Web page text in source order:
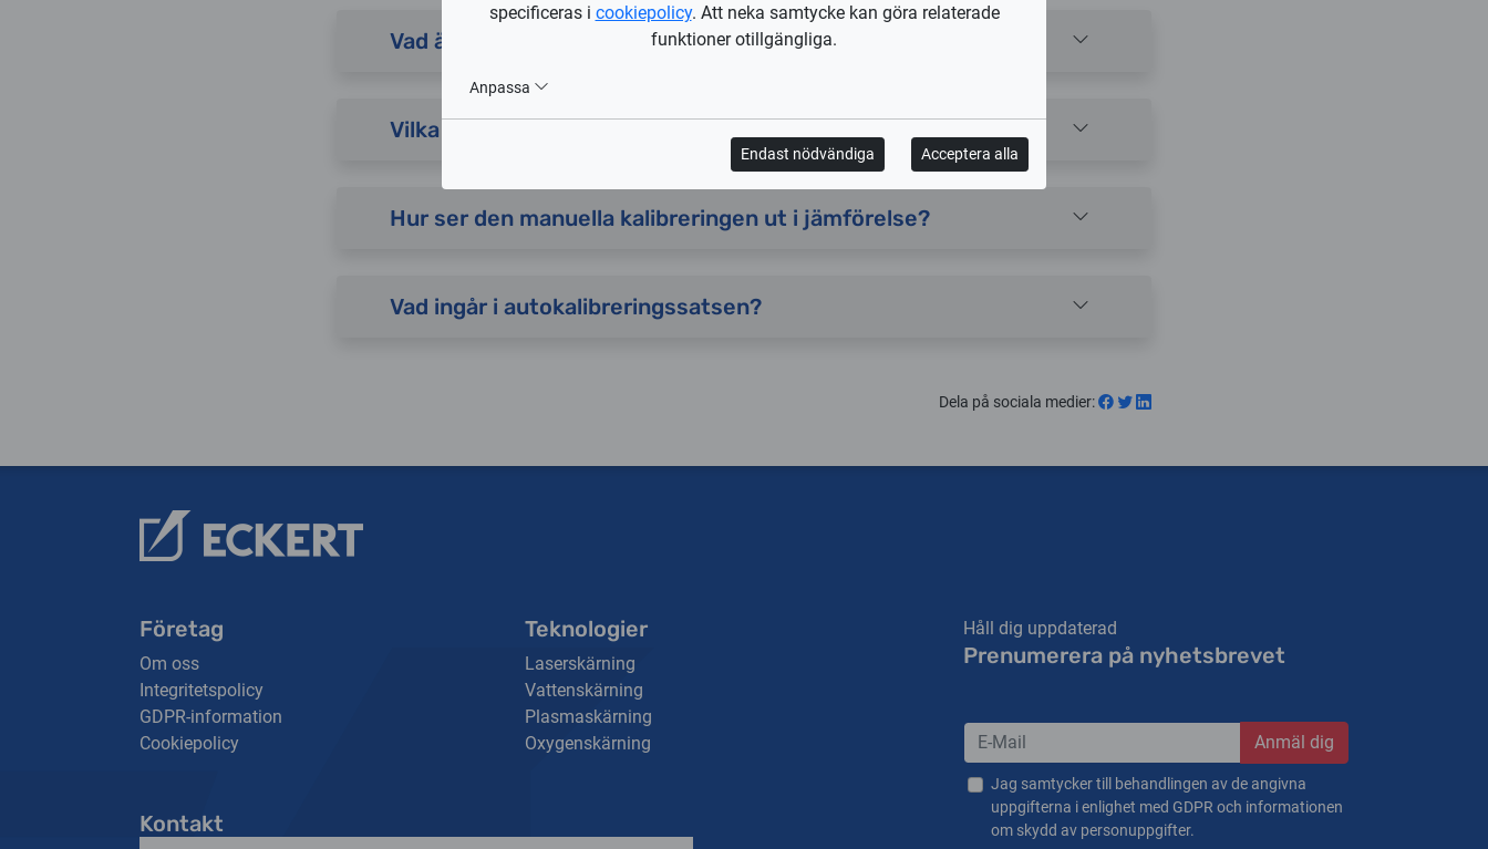
Vad är autokalibrering av skrivhuvudet Vortex 3D FL?
Vilka är fördelarna med autokalibrering?
Hur ser den manuella kalibreringen ut i jämförelse?
Vad ingår i autokalibreringssatsen?
Dela på sociala medier:
Företag
Om oss
Integritetspolicy
GDPR-information
Cookiepolicy
Teknologier
Laserskärning
Vattenskärning
Plasmaskärning
Oxygenskärning
Kontakt
Håll dig uppdaterad
Prenumerera på nyhetsbrevet
Anmäl dig
Jag samtycker till behandlingen av de angivna
uppgifterna i enlighet med GDPR och informationen
om skydd av personuppgifter.
specificeras i cookiepolicy. Att neka samtycke kan göra relaterade
funktioner otillgängliga.
Anpassa
Endast nödvändiga Acceptera alla